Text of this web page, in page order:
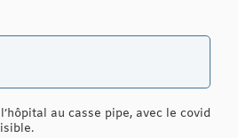
au casse pipe, avec le covid